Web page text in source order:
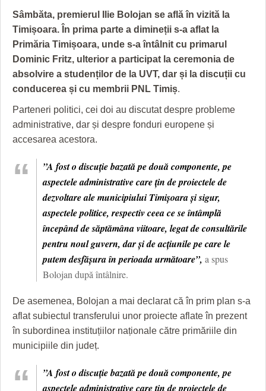
ZIARISTU’ DE TERASĂ
CU OIŞTEA-N KIERKEGAARD
FINANŢĂRI DE LA A LA Z
UNDE MERGEM
FILME DOCUMENTARE
CLIPURI VIDEO
ANUNŢURI
INFO SI UTILE
CULTURA
JUSTITIE
CLIPURI VIDEO
JOCURI ONLINE
FARMACII DIN TIMIŞOARA
HARTA TIMIŞOAREI
PRIMĂRIILE DIN TIMIŞ
SFATUL MEDICULUI
SFATURI JURIDICE
Sâmbăta, premierul Ilie Bolojan se află în vizită la
Timișoara. În prima parte a dimineții s-a aflat la
Primăria Timișoara, unde s-a întâlnit cu primarul
Dominic Fritz, ulterior a participat la ceremonia de
absolvire a studenților de la UVT, dar și la discuții cu
conducerea și cu membrii PNL Timiș.
Parteneri politici, cei doi au discutat despre probleme
administrative, dar și despre fonduri europene și
accesarea acestora.
”A fost o discuție bazată pe două componente, pe
aspectele administrative care țin de proiectele de
dezvoltare ale municipiului Timișoara și sigur,
aspectele politice, respectiv ceea ce se întâmplă
începând de săptămâna viitoare, legat de consultările
pentru noul guvern, dar și de acțiunile pe care le
putem desfășura în perioada următoare”, a spus
Bolojan după întâlnire.
De asemenea, Bolojan a mai declarat că în prim plan s-a
aflat subiectul transferului unor proiecte aflate în prezent
în subordinea instituțiilor naționale către primăriile din
municipiile din județ.
”A fost o discuție bazată pe două componente, pe
aspectele administrative care țin de proiectele de